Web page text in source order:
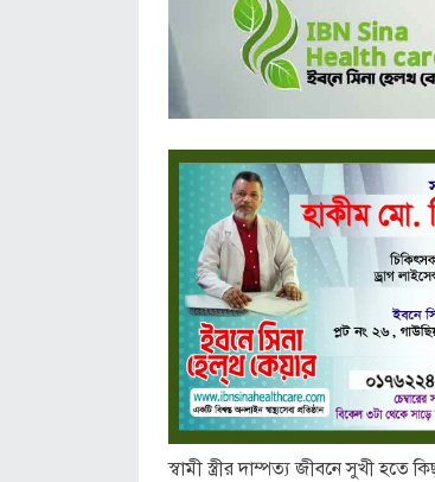
স্বামী স্ত্রীর দাম্পত্য জীবনে সুখী